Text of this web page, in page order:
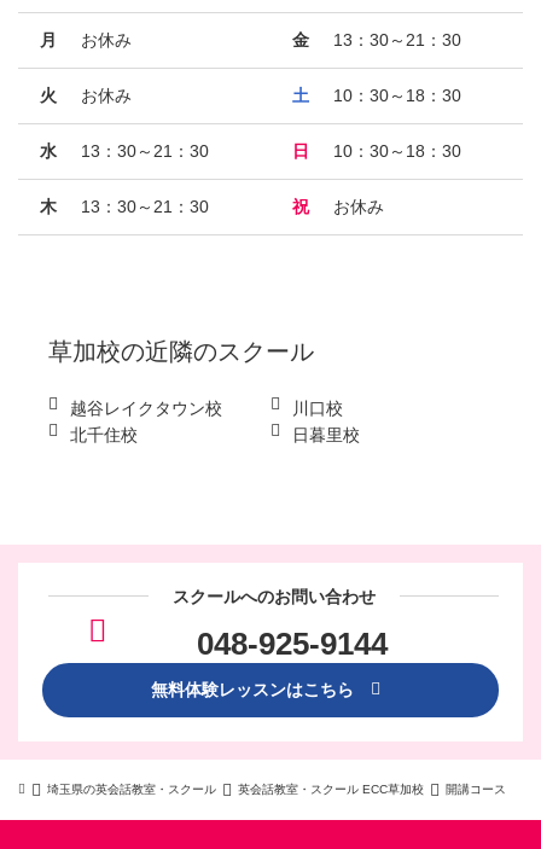
月 お休み
火 お休み
水 13：30～21：30
木 13：30～21：30
金 13：30～21：30
土 10：30～18：30
日 10：30～18：30
祝 お休み
草加校の近隣のスクール
越谷レイクタウン校
川口校
北千住校
日暮里校
スクールへのお問い合わせ
048-925-9144
無料体験レッスンはこちら
埼玉県の英会話教室・スクール 英会話教室・スクール ECC草加校 開講コース